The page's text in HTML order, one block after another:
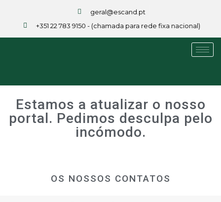
geral@escand.pt
+351 22 783 9150 - (chamada para rede fixa nacional)
Estamos a atualizar o nosso
portal. Pedimos desculpa pelo
incómodo.
OS NOSSOS CONTATOS